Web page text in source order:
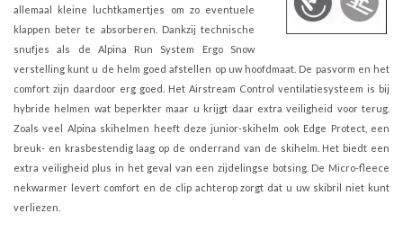
allemaal kleine luchtkamertjes om zo eventuele
klappen beter te absorberen. Dankzij technische
snufjes als de Alpina Run System Ergo Snow
verstelling kunt u de helm goed afstellen op uw hoofdmaat. De pasvorm en het
comfort zijn daardoor erg goed. Het Airstream Control ventilatiesysteem is bij
hybride helmen wat beperkter maar u krijgt daar extra veiligheid voor terug.
Zoals veel Alpina skihelmen heeft deze junior-skihelm ook Edge Protect, een
breuk- en krasbestendig laag op de onderrand van de skihelm. Het biedt een
extra veiligheid plus in het geval van een zijdelingse botsing. De Micro-fleece
nekwarmer levert comfort en de clip achterop zorgt dat u uw skibril niet kunt
verliezen.